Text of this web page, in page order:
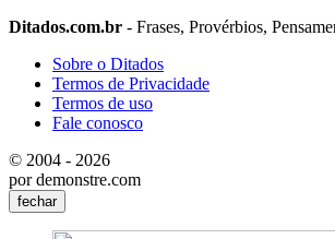
Ditados.com.br - Frases, Provérbios,
Sobre o Ditados
Termos de Privacidade
Termos de uso
Fale conosco
© 2004 - 2026
por demonstre.com
fechar